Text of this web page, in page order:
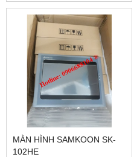
MÀN HÌNH SAMKOON SK-
102HE